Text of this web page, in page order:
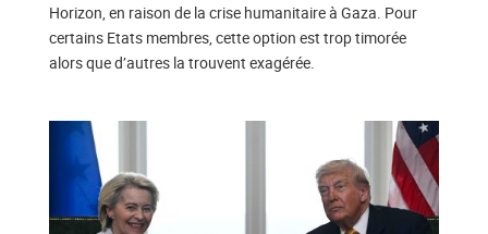
Horizon, en raison de la crise humanitaire à Gaza. Pour
certains Etats membres, cette option est trop timorée
alors que d’autres la trouvent exagérée.